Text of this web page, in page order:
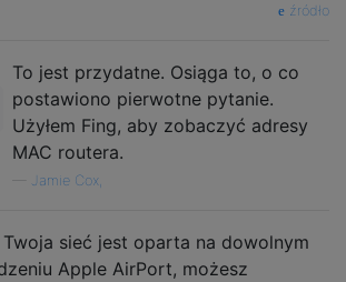
źródło
To jest przydatne. Osiąga to, o co
postawiono pierwotne pytanie.
Użyłem Fing, aby zobaczyć adresy
MAC routera.
Jamie Cox,
Twoja sieć jest oparta na dowolnym
Apple AirPort, możesz